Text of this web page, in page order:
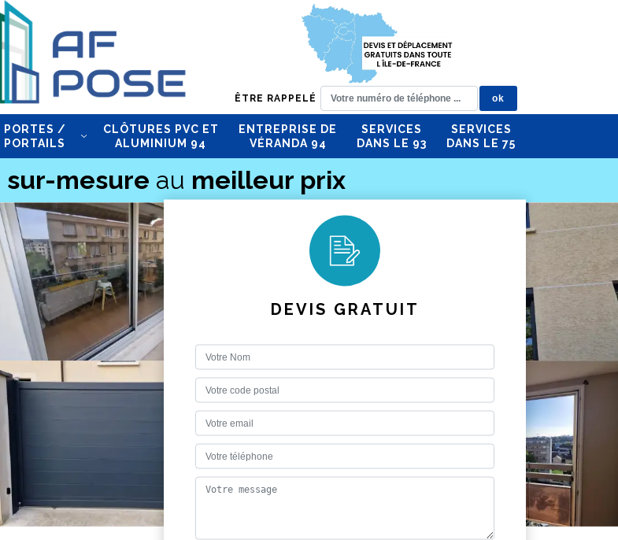
ÊTRE RAPPELÉ
PORTES /
PORTAILS
CLÔTURES PVC ET
ALUMINIUM 94
ENTREPRISE DE
VÉRANDA 94
SERVICES
DANS LE 93
SERVICES
DANS LE 75
sur-mesure au meilleur prix
DEVIS GRATUIT